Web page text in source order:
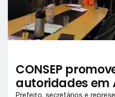
CONSEP
autoridades em